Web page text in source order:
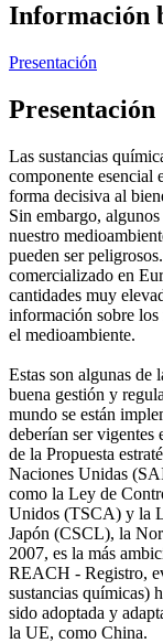
Información
Presentación
Presentación
Las sustancias
componente esencial
forma decisiva al
Sin embargo,
nuestro
pueden ser
comercializado en
cantidades muy
información sobre
el medioambiente.
Estas son algunas de
buena gestión y
mundo se están
deberían ser vigentes
de la Propuesta
Naciones Unidas
como la Ley de
Unidos (TSCA) y la
Japón (CSCL), la
2007, es la más
REACH - Registro,
sustancias químicas)
sido adoptada y
la UE, como China.